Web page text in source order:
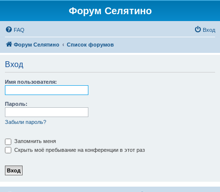
Форум Селятино
FAQ Вход
Форум Селятино Список форумов
Вход
Имя пользователя:
Пароль:
Забыли пароль?
Запомнить меня
Скрыть моё пребывание на конференции в этот раз